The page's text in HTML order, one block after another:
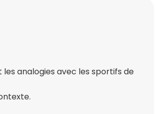
analogies avec les sportifs de